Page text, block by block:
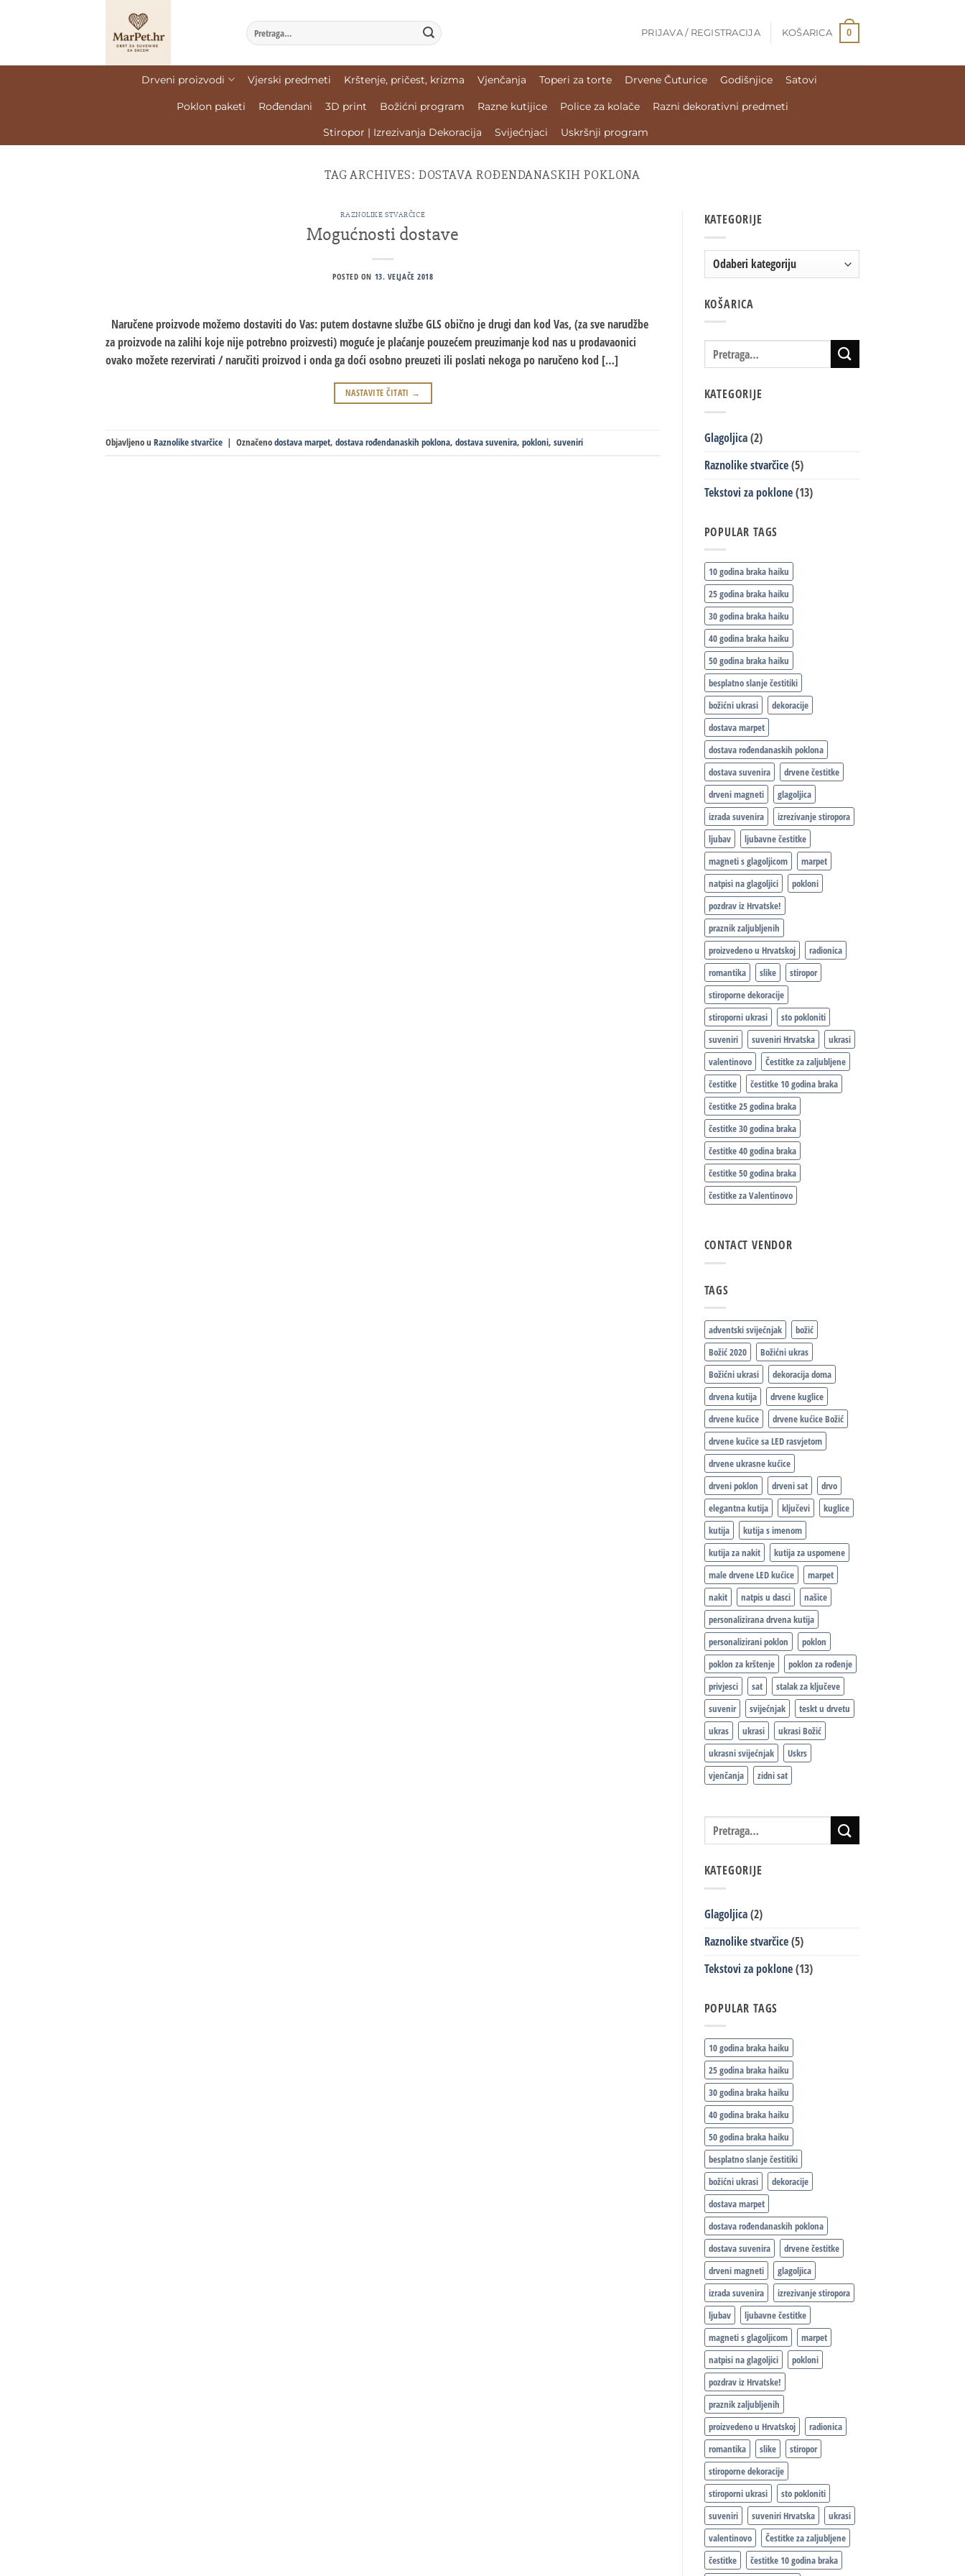
PRIJAVA / REGISTRACIJA KOŠARICA 0
Drveni proizvodi Vjerski predmeti Krštenje, pričest, krizma Vjenčanja Toperi za torte Drvene Čuturice Godišnjice Satovi
Poklon paketi Rođendani 3D print Božićni program Razne kutijice Police za kolače
Razni dekorativni predmeti
Stiropor | Izrezivanja Dekoracija
Svijećnjaci Uskršnji program
TAG ARCHIVES: DOSTAVA ROĐENDANASKIH POKLONA
RAZNOLIKE STVARČICE
Mogućnosti dostave
POSTED ON 13. VELJAČE 2018
Naručene proizvode možemo dostaviti do Vas: putem dostavne službe GLS obično je drugi dan kod Vas, (za sve narudžbe
za proizvode na zalihi koje nije potrebno proizvesti) moguće je plaćanje pouzećem preuzimanje kod nas u prodavaonici
ovako možete rezervirati / naručiti proizvod i onda ga doći osobno preuzeti ili poslati nekoga po naručeno kod […]
NASTAVITE ČITATI →
Objavljeno u Raznolike stvarčice | Označenodostava marpet, dostava rođendanaskih poklona, dostava suvenira, pokloni, suveniri
KATEGORIJE
KOŠARICA
KATEGORIJE
Glagoljica(2)
Raznolike stvarčice(5)
Tekstovi za poklone(13)
POPULAR TAGS
10 godina braka haiku
25 godina braka haiku
30 godina braka haiku
40 godina braka haiku
50 godina braka haiku
besplatno slanje čestitiki
božićni ukrasi
dekoracije
dostava marpet
dostava rođendanaskih poklona
dostava suvenira
drvene čestitke
drveni magneti
glagoljica
izrada suvenira
izrezivanje stiropora
ljubav
ljubavne čestitke
magneti s glagoljicom
marpet
natpisi na glagoljici
pokloni
pozdrav iz Hrvatske!
praznik zaljubljenih
proizvedeno u Hrvatskoj
radionica
romantika
slike
stiropor
stiroporne dekoracije
stiroporni ukrasi
sto pokloniti
suveniri
suveniri Hrvatska
ukrasi
valentinovo
Čestitke za zaljubljene
čestitke
čestitke 10 godina braka
čestitke 25 godina braka
čestitke 30 godina braka
čestitke 40 godina braka
čestitke 50 godina braka
čestitke za Valentinovo
CONTACT VENDOR
TAGS
adventski svijećnjak
božić
Božić 2020
Božićni ukras
Božićni ukrasi
dekoracija doma
drvena kutija
drvene kuglice
drvene kućice
drvene kućice Božić
drvene kućice sa LED rasvjetom
drvene ukrasne kućice
drveni poklon
drveni sat
drvo
elegantna kutija
ključevi
kuglice
kutija
kutija s imenom
kutija za nakit
kutija za uspomene
male drvene LED kućice
marpet
nakit
natpis u dasci
našice
personalizirana drvena kutija
personalizirani poklon
poklon
poklon za krštenje
poklon za rođenje
privjesci
sat
stalak za ključeve
suvenir
svijećnjak
teskt u drvetu
ukras
ukrasi
ukrasi Božić
ukrasni svijećnjak
Uskrs
vjenčanja
zidni sat
KATEGORIJE
Glagoljica(2)
Raznolike stvarčice(5)
Tekstovi za poklone(13)
POPULAR TAGS
10 godina braka haiku
25 godina braka haiku
30 godina braka haiku
40 godina braka haiku
50 godina braka haiku
besplatno slanje čestitiki
božićni ukrasi
dekoracije
dostava marpet
dostava rođendanaskih poklona
dostava suvenira
drvene čestitke
drveni magneti
glagoljica
izrada suvenira
izrezivanje stiropora
ljubav
ljubavne čestitke
magneti s glagoljicom
marpet
natpisi na glagoljici
pokloni
pozdrav iz Hrvatske!
praznik zaljubljenih
proizvedeno u Hrvatskoj
radionica
romantika
slike
stiropor
stiroporne dekoracije
stiroporni ukrasi
sto pokloniti
suveniri
suveniri Hrvatska
ukrasi
valentinovo
Čestitke za zaljubljene
čestitke
čestitke 10 godina braka